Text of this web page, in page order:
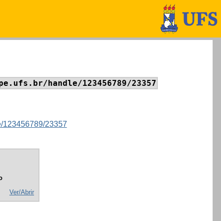
handle/123456789/23357
123456789/23357
Ver/Abrir